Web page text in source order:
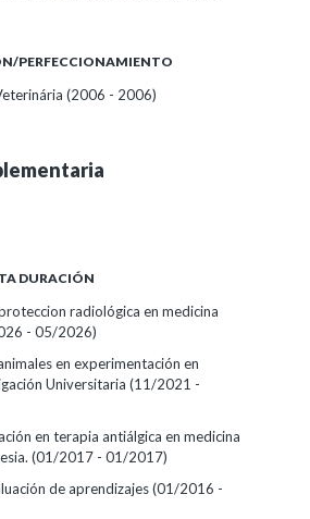
PERFECCIONAMIENTO
(2006 - 2006)
DURACIÓN
radiológica en medicina
- 05/2026)
en experimentación en
Universitaria (11/2021 -
en terapia antiálgica en medicina
(01/2017 - 01/2017)
de aprendizajes(01/2016 -